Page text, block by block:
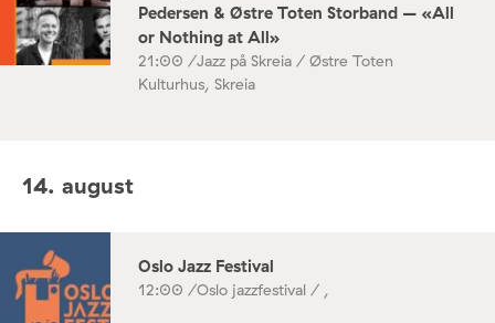
Pedersen & Østre Toten Storband – «All
or Nothing at All»
21:00 /Jazz på Skreia / Østre Toten
Kulturhus, Skreia
14. august
Oslo Jazz Festival
12:00 /Oslo jazzfestival / ,